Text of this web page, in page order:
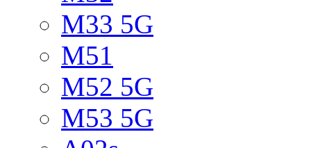
M33 5G
M51
M52 5G
M53 5G